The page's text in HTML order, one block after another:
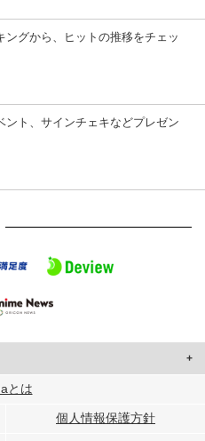
ングから、ヒットの推移をチェッ
ント、サインチェキなどプレゼン
ーザーに合わせたコンテンツや広告の
とは
個人情報保護方針